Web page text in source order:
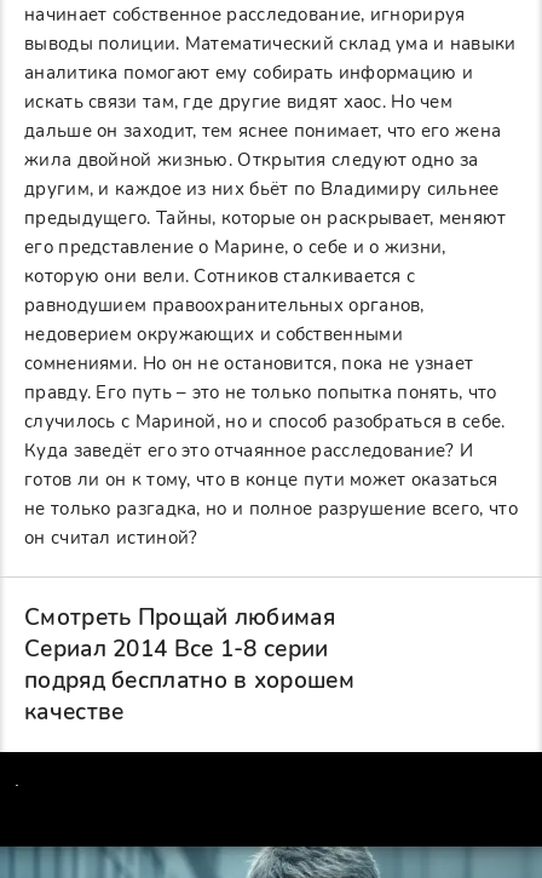
начинает собственное расследование, игнорируя
выводы полиции. Математический склад ума и навыки
аналитика помогают ему собирать информацию и
искать связи там, где другие видят хаос. Но чем
дальше он заходит, тем яснее понимает, что его жена
жила двойной жизнью. Открытия следуют одно за
другим, и каждое из них бьёт по Владимиру сильнее
предыдущего. Тайны, которые он раскрывает, меняют
его представление о Марине, о себе и о жизни,
которую они вели. Сотников сталкивается с
равнодушием правоохранительных органов,
недоверием окружающих и собственными
сомнениями. Но он не остановится, пока не узнает
правду. Его путь – это не только попытка понять, что
случилось с Мариной, но и способ разобраться в себе.
Куда заведёт его это отчаянное расследование? И
готов ли он к тому, что в конце пути может оказаться
не только разгадка, но и полное разрушение всего, что
он считал истиной?
Смотреть Прощай любимая
Сериал 2014 Все 1-8 серии
подряд бесплатно в хорошем
качестве